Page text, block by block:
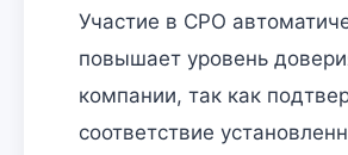
Участие в СРО
повышает уровень
компании, так как
соответствие